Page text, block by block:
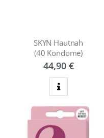
SKYN Hautnah
(40 Kondome)
44,90 €